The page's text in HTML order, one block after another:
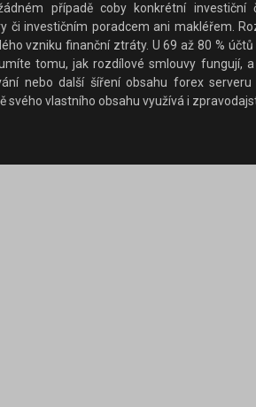
případě coby konkrétní investiční
či investičním poradcem ani makléřem.
vzniku finanční ztráty. U 69 až 80 %
tomu, jak rozdílové smlouvy fungují,
nebo další šíření obsahu forex
svého vlastního obsahu využívá i